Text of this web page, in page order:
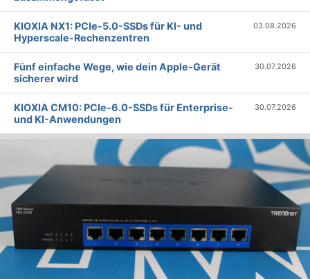
KIOXIA NX1: PCIe-5.0-SSDs für KI- und
Hyperscale-Rechenzentren
03.08.2026
Fünf einfache Wege, wie dein Apple-Gerät
sicherer wird
30.07.2026
KIOXIA CM10: PCIe-6.0-SSDs für Enterprise-
und KI-Anwendungen
30.07.2026